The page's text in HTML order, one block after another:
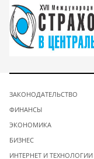
ЗАКОНОДАТЕЛЬСТВО
ФИНАНСЫ
ЭКОНОМИКА
БИЗНЕС
ИНТЕРНЕТ И ТЕХНОЛОГИИ